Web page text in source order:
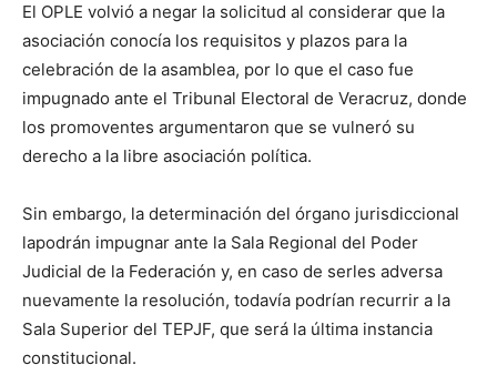
El OPLE volvió a negar la solicitud al considerar que la
asociación conocía los requisitos y plazos para la
celebración de la asamblea, por lo que el caso fue
impugnado ante el Tribunal Electoral de Veracruz, donde
los promoventes argumentaron que se vulneró su
derecho a la libre asociación política.
Sin embargo, la determinación del órgano jurisdiccional
lapodrán impugnar ante la Sala Regional del Poder
Judicial de la Federación y, en caso de serles adversa
nuevamente la resolución, todavía podrían recurrir a la
Sala Superior del TEPJF, que será la última instancia
constitucional.